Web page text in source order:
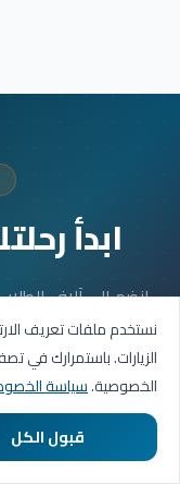
ابدأ
الرئيسية
الزيارات. باستمرارك
الخصوصية.سياسة
قبول الكل